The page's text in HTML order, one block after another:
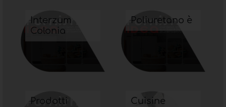
Interzum
Colonia
Poliuretano è
Prodotti Cuisine